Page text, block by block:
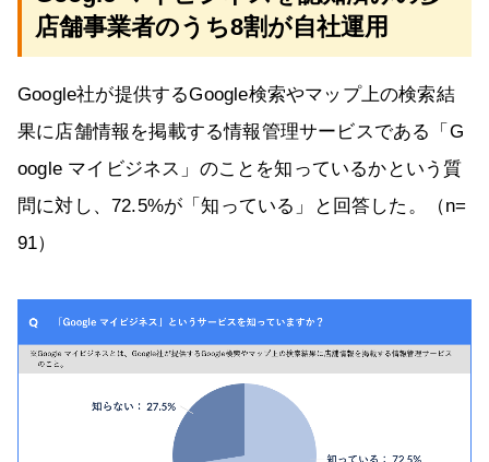
店舗事業者のうち8割が自社運用
Google社が提供するGoogle検索やマップ上の検索結
果に店舗情報を掲載する情報管理サービスである「G
oogle マイビジネス」のことを知っているかという質
問に対し、72.5%が「知っている」と回答した。（n=
91）